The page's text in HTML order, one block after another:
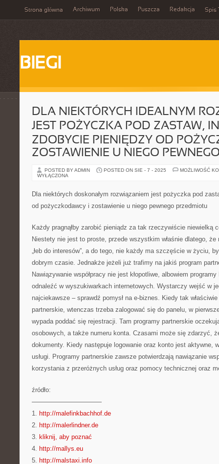
Strona główna Archiwum Polska Puszcza Redakcja Spis
BIEGI
DLA NIEKTÓRYCH IDEALNYM
JEST POŻYCZKA POD ZASTAW,
ZDOBYCIE PIENIĘDZY OD
ZOSTAWIENIE U NIEGO
POSTED BY ADMIN POSTED ON SIE - 7 - 2025
MOŻLIWOŚĆ
WYŁĄCZONA
Dla niektórych doskonałym rozwiązaniem jest pożyczka pod
od pożyczkodawcy i zostawienie u niego pewnego przedmiotu
Każdy pragnąłby zarobić pieniądz za tak rzeczywiście niewielką
Niestety nie jest to proste, przede wszystkim właśnie dlatego,
„łeb do interesów”, a do tego, nie każdy ma szczęście w życiu,
dobrym czasie. Jednakże jeżeli już trafimy na jakiś program
Nawiązywanie współpracy nie jest kłopotliwe, albowiem
odnaleźć w wyszukiwarkach internetowych. Wystarczy wejść w
najciekawsze – sprawdź pomysł na e-biznes. Kiedy tak
partnerskie, wtenczas trzeba zalogować się do panelu, w
wypada poddać się rejestracji. Tam programy partnerskie
osobowych, a także numeru konta. Czasami może się zdarzyć,
dokumenty. Kiedy następuje logowanie oraz konto jest aktywne,
usługi. Programy partnerskie zawsze potwierdzają nawiązanie
korzystania z przeróżnych usług oraz pomocy technicznej oraz
źródło:
———————————
1. http://malefinkbachhof.de
2. http://malerlindner.de
3. kliknij, aby poznać
4. http://mallys.eu
5. http://malstaxi.info